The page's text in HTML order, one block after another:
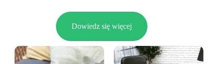
Dowiedz się więcej